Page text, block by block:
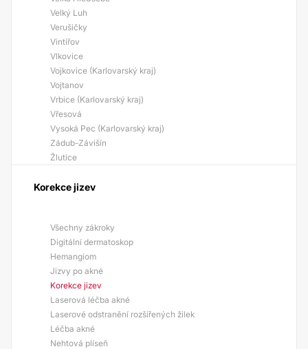
Velký Luh
Verušičky
Vintířov
Vlkovice
Vojkovice (Karlovarský kraj)
Vojtanov
Vrbice (Karlovarský kraj)
Vřesová
Vysoká Pec (Karlovarský kraj)
Zádub-Závišín
Žlutice
Korekce jizev
Všechny zákroky
Digitální dermatoskop
Hemangiom
Jizvy po akné
Korekce jizev
Laserová léčba akné
Laserové odstranění rozšířených žilek
Léčba akné
Nehtová plíseň